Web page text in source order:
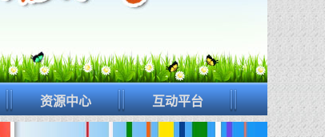
资源中心 互动平台